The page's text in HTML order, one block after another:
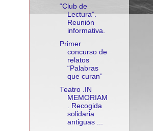
“Club de
Lectura”.
Reunión
informativa.
Primer
concurso de
relatos
“Palabras
que curan”
Teatro .IN
MEMORIAM
. Recogida
solidaria
antiguas ...